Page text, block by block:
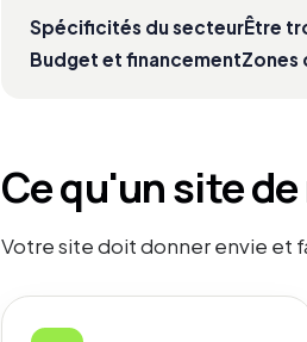
Spécificités du secteurÊtre
Budget et financementZones
Ce qu'un site
Votre site doit donner envie et